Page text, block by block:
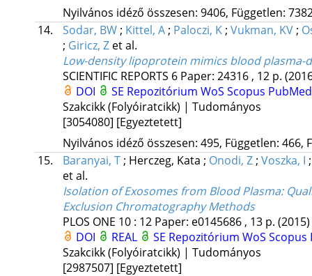
Nyilvános idéző összesen: 9406, Független:
14.
Sodar, BW ; Kittel, A ; Paloczi, K ; Vukman, KV ;
; Giricz, Z et al.
Low-density lipoprotein mimics blood
SCIENTIFIC REPORTS 6 Paper: 24316 , 12 p.
DOI
SE Repozitórium WoS Scopus
Szakcikk (Folyóiratcikk) | Tudományos
[3054080] [Egyeztetett]
Nyilvános idéző összesen: 495, Független: 466,
15.
Baranyai, T ; Herczeg, Kata ; Onodi, Z ; Voszka, I
et al.
Isolation of Exosomes from Blood Plasma:
Exclusion Chromatography Methods
PLOS ONE 10: 12 Paper: e0145686 , 13 p. (2015)
DOI
REAL SE Repozitórium WoS Scopus
Szakcikk (Folyóiratcikk) | Tudományos
[2987507] [Egyeztetett]